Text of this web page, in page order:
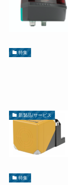
特集
新製品/サービス
特集